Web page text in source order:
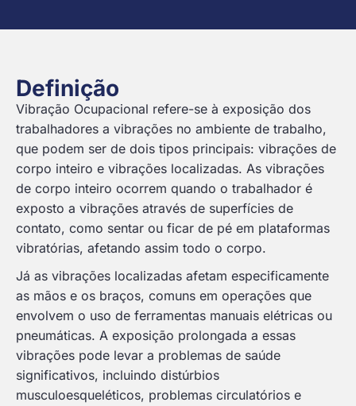
Definição
Vibração Ocupacional refere-se à exposição dos
trabalhadores a vibrações no ambiente de trabalho,
que podem ser de dois tipos principais: vibrações de
corpo inteiro e vibrações localizadas. As vibrações
de corpo inteiro ocorrem quando o trabalhador é
exposto a vibrações através de superfícies de
contato, como sentar ou ficar de pé em plataformas
vibratórias, afetando assim todo o corpo.
Já as vibrações localizadas afetam especificamente
as mãos e os braços, comuns em operações que
envolvem o uso de ferramentas manuais elétricas ou
pneumáticas. A exposição prolongada a essas
vibrações pode levar a problemas de saúde
significativos, incluindo distúrbios
musculoesqueléticos, problemas circulatórios e